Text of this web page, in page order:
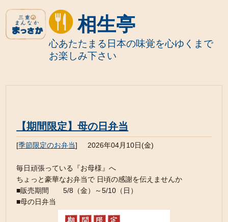
相生亭
心あたたまる日本の味覚を心ゆくまで
お楽しみ下さい
【期間限定】母の日弁当
[季節限定のお弁当] 2026年04月10日(金)
毎日頑張っている『お母様』へ
ちょっと豪華なお弁当で 日頃の感謝を伝えませんか
■販売期間 5/8（金）～5/10（日）
■母の日弁当